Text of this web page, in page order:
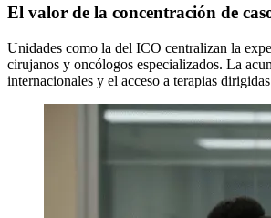
El valor de la concentración de
Unidades como la del ICO centralizan la
cirujanos y oncólogos especializados. La
internacionales y el acceso a terapias